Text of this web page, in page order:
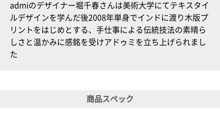
admiのデザイナー堀千春さんは美術大学にてテキスタイ
ルデザインを学んだ後2008年単身でインドに渡り木版プ
リントをはじめとする、手仕事による伝統技法の素晴ら
しさと温かみに感銘を受けアドゥミを立ち上げられまし
た
商品スペック